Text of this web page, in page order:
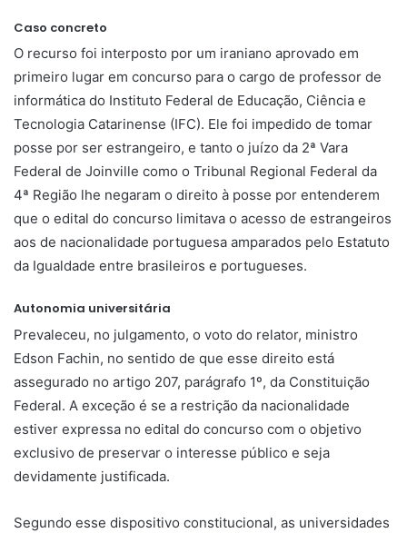
Caso concreto
O recurso foi interposto por um iraniano aprovado em
primeiro lugar em concurso para o cargo de professor de
informática do Instituto Federal de Educação, Ciência e
Tecnologia Catarinense (IFC). Ele foi impedido de tomar
posse por ser estrangeiro, e tanto o juízo da 2ª Vara
Federal de Joinville como o Tribunal Regional Federal da
4ª Região lhe negaram o direito à posse por entenderem
que o edital do concurso limitava o acesso de estrangeiros
aos de nacionalidade portuguesa amparados pelo Estatuto
da Igualdade entre brasileiros e portugueses.
Autonomia universitária
Prevaleceu, no julgamento, o voto do relator, ministro
Edson Fachin, no sentido de que esse direito está
assegurado no artigo 207, parágrafo 1º, da Constituição
Federal. A exceção é se a restrição da nacionalidade
estiver expressa no edital do concurso com o objetivo
exclusivo de preservar o interesse público e seja
devidamente justificada.
Segundo esse dispositivo constitucional, as universidades